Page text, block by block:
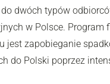
dwóch typów
w Polsce.
jest zapobieganie
do Polski poprzez